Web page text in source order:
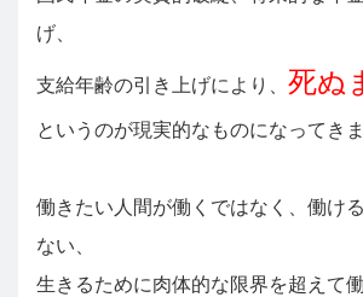
げ、
支給年齢の引き上げにより、 死ぬ
というのが現実的なものになってきま
働きたい人間が働くではなく、働け
ない、
生きるために肉体的な限界を超えて